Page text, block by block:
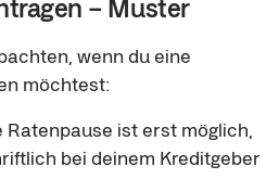
– Muster
wenn du eine
möchtest:
Ratenpause ist erst möglich,
bei deinem Kreditgeber